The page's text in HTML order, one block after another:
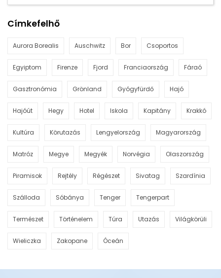
Címkefelhő
Aurora Borealis Auschwitz Bor Csoportos
Egyiptom Firenze Fjord Franciaország Fáraó
Gasztronómia Grönland Gyógyfürdő Hajó
Hajóút Hegy Hotel Iskola Kapitány Krakkó
Kultúra Körutazás Lengyelország Magyarország
Matróz Megye Megyék Norvégia Olaszország
Piramisok Rejtély Régészet Sivatag Szardínia
Szálloda Sóbánya Tenger Tengerpart
Természet Történelem Túra Utazás Világkörüli
Wieliczka Zakopane Óceán